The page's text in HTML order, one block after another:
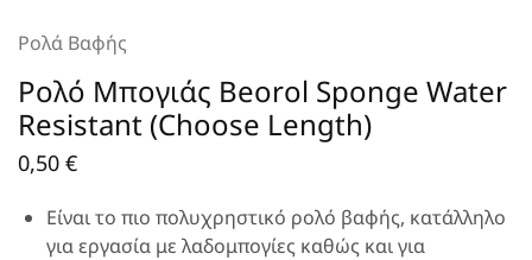
Ρολά Βαφής
Ρολό Μπογιάς Beorol Sponge Water
Resistant (Choose Length)
0,50 €
Είναι το πιο πολυχρηστικό ρολό βαφής, κατάλληλο
για εργασία με λαδομπογίες καθώς και για